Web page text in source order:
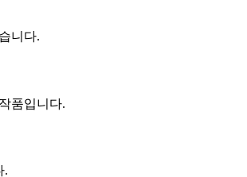
니다.
품입니다.
.